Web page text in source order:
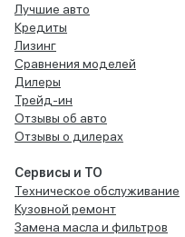
Лучшие авто
Кредиты
Лизинг
Сравнения моделей
Дилеры
Трейд-ин
Отзывы об авто
Отзывы о дилерах
Сервисы и ТО
Техническое обслуживание
Кузовной ремонт
Замена масла и фильтров